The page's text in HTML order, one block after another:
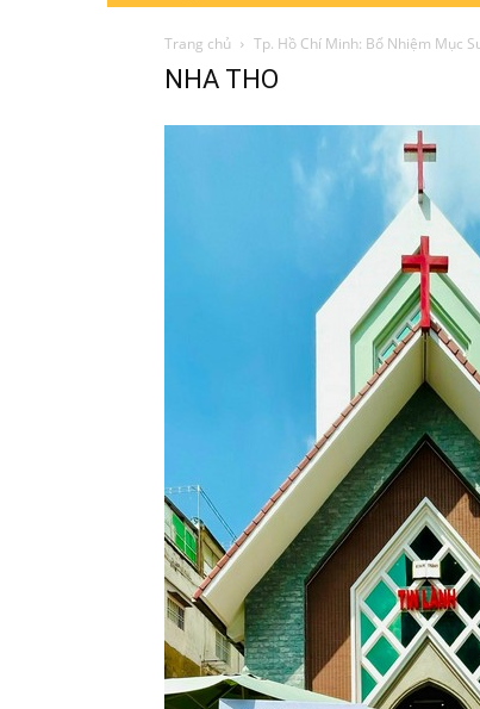
Thánh
Lành
Nam
Trang chủ Tp. Hồ Chí Minh: Bổ Nhiệm Mục
NHA THO